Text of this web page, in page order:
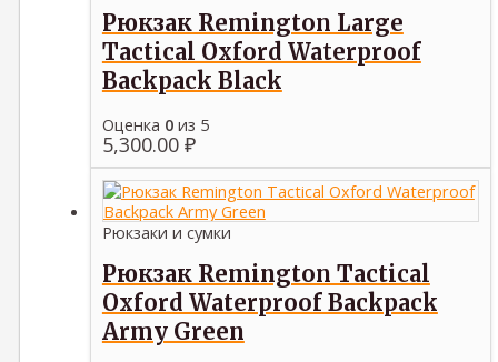
Рюкзак Remington Large
Tactical Oxford Waterproof
Backpack Black
Оценка 0из 5
5,300.00 ₽
Рюкзаки и сумки
Рюкзак Remington Tactical
Oxford Waterproof Backpack
Army Green